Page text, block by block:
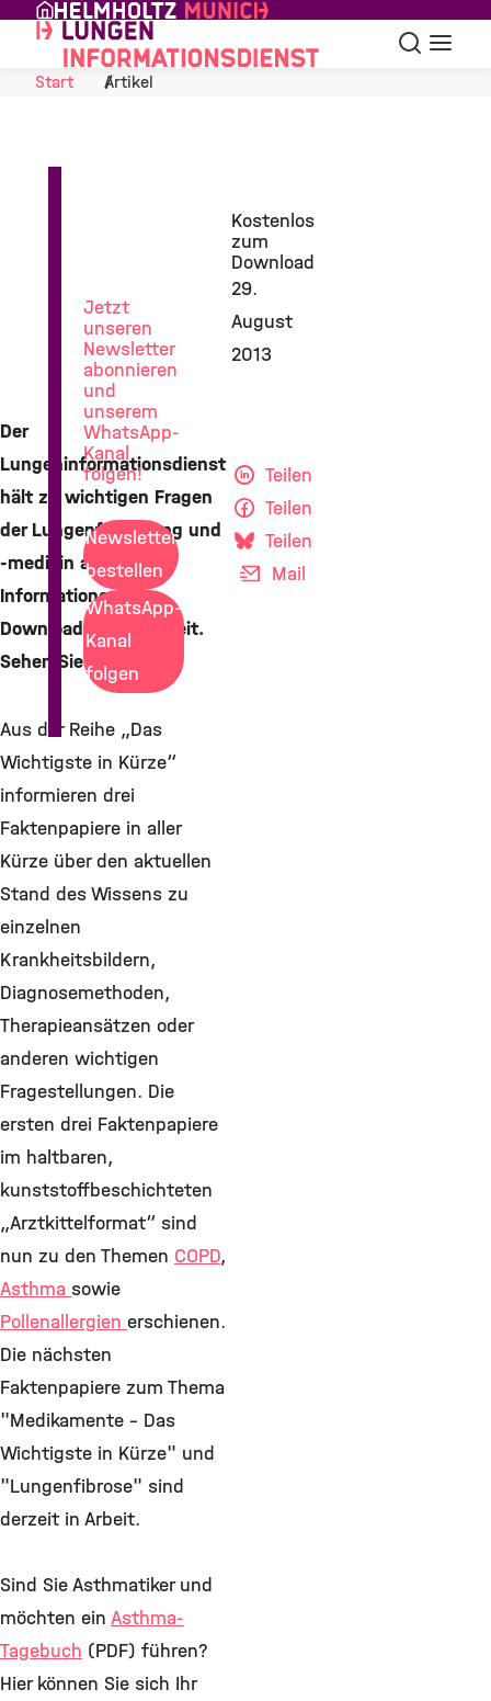
Skip to Content
Suche
Start
Artikel
Kostenlos
zum
Download
29.
August
2013
Der
Lungeninformationsdienst
hält zu wichtigen Fragen
der Lungenforschung und
-medizin auch
Informationen zum
Download für Sie bereit.
Sehen Sie selbst.
Aus der Reihe „Das
Wichtigste in Kürze“
informieren drei
Faktenpapiere in aller
Kürze über den aktuellen
Stand des Wissens zu
einzelnen
Krankheitsbildern,
Diagnosemethoden,
Therapieansätzen oder
anderen wichtigen
Fragestellungen. Die
ersten drei Faktenpapiere
im haltbaren,
kunststoffbeschichteten
„Arztkittelformat“ sind
nun zu den Themen COPD,
Asthma sowie
Pollenallergien erschienen.
Die nächsten
Faktenpapiere zum Thema
"Medikamente - Das
Wichtigste in Kürze" und
"Lungenfibrose" sind
derzeit in Arbeit.
Sind Sie Asthmatiker und
möchten ein Asthma-
Tagebuch (PDF) führen?
Hier können Sie sich Ihr
Teilen
Teilen
Teilen
Mail
Lungenforschung
Jetzt
unseren
Newsletter
abonnieren
und
unserem
WhatsApp-
Kanal
folgen!
Newsletter
bestellen
WhatsApp-
Kanal
folgen